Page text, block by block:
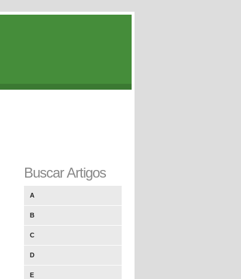
Buscar Artigos
A
B
C
D
E